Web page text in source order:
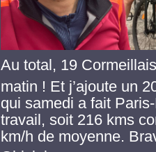
Au total, 19
matin ! Et j’ajoute un
qui samedi a fait
travail, soit 216 kms
km/h de moyenne.